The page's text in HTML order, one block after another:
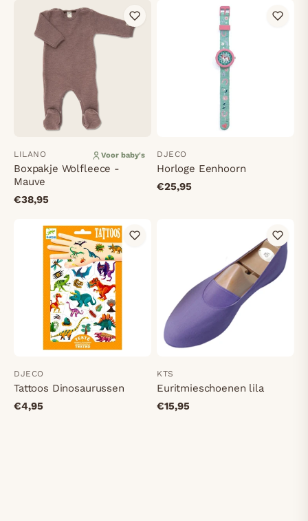
LILANO Voor baby's
Boxpakje Wolfleece -
Mauve
€38,95
DJECO
Horloge Eenhoorn
€25,95
DJECO
Tattoos Dinosaurussen
€4,95
KTS
Euritmieschoenen lila
€15,95